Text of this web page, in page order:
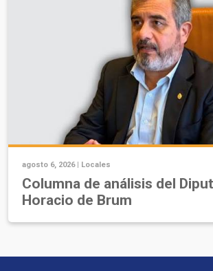
agosto 6, 2026 | Locales
Columna de análisis del
Horacio de Brum